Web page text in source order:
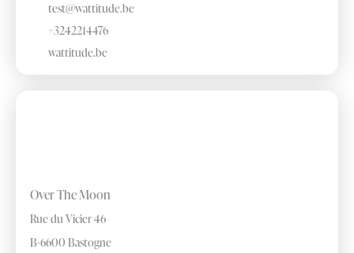
test@wattitude.be
+3242214476
wattitude.be
Over The Moon
Rue du Vicier 46
B-6600 Bastogne